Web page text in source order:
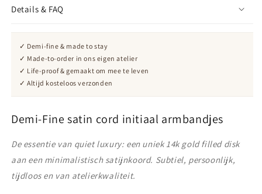
Details & FAQ
✓ Demi-fine & made to stay
✓ Made-to-order in ons eigen atelier
✓ Life-proof & gemaakt om mee te leven
✓ Altijd kosteloos verzonden
Demi-Fine satin cord initiaal armbandjes
De essentie van quiet luxury: een uniek 14k gold filled disk
aan een minimalistisch satijnkoord. Subtiel, persoonlijk,
tijdloos en van atelierkwaliteit.